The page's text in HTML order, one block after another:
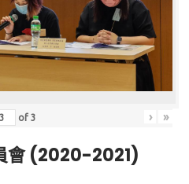
of3 › »
會 (2020-2021)